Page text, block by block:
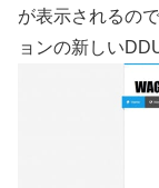
が表示されるので
ョンの新しい